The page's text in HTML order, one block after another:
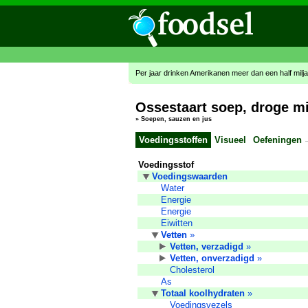
Per jaar drinken Amerikanen meer dan een half
Ossestaart soep, droge
» Soepen, sauzen en jus
Voedingsstoffen Visueel Oefeningen
Voedingsstof
Voedingswaarden
Water
Energie
Energie
Eiwitten
Vetten »
Vetten, verzadigd »
Vetten, onverzadigd »
Cholesterol
As
Totaal koolhydraten »
Voedingsvezels